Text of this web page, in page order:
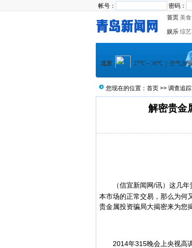
帐号： 密码：
首页 美食
娱乐 综艺
您现在的位置： 首页 >> 调查追踪
解密贵金
（信宜新闻网/讯） 这几年
本市场的正常交易，那么为何
贵金属投资骗局大揭密来为您
2014年315晚会上央视高调